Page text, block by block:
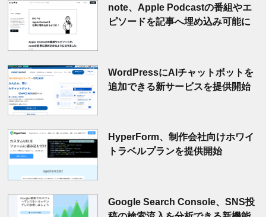
note、Apple Podcastの番組やエ
ピソードを記事へ埋め込み可能に
WordPressにAIチャットボットを
追加できる新サービスを提供開始
HyperForm、制作会社向けホワイ
トラベルプランを提供開始
Google Search Console、SNS投